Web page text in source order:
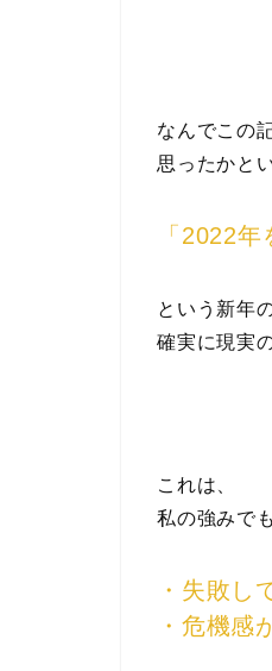
なんでこの
思ったかと
「2022
という新年
確実に現実
これは、
私の強みで
・失敗し
・危機感